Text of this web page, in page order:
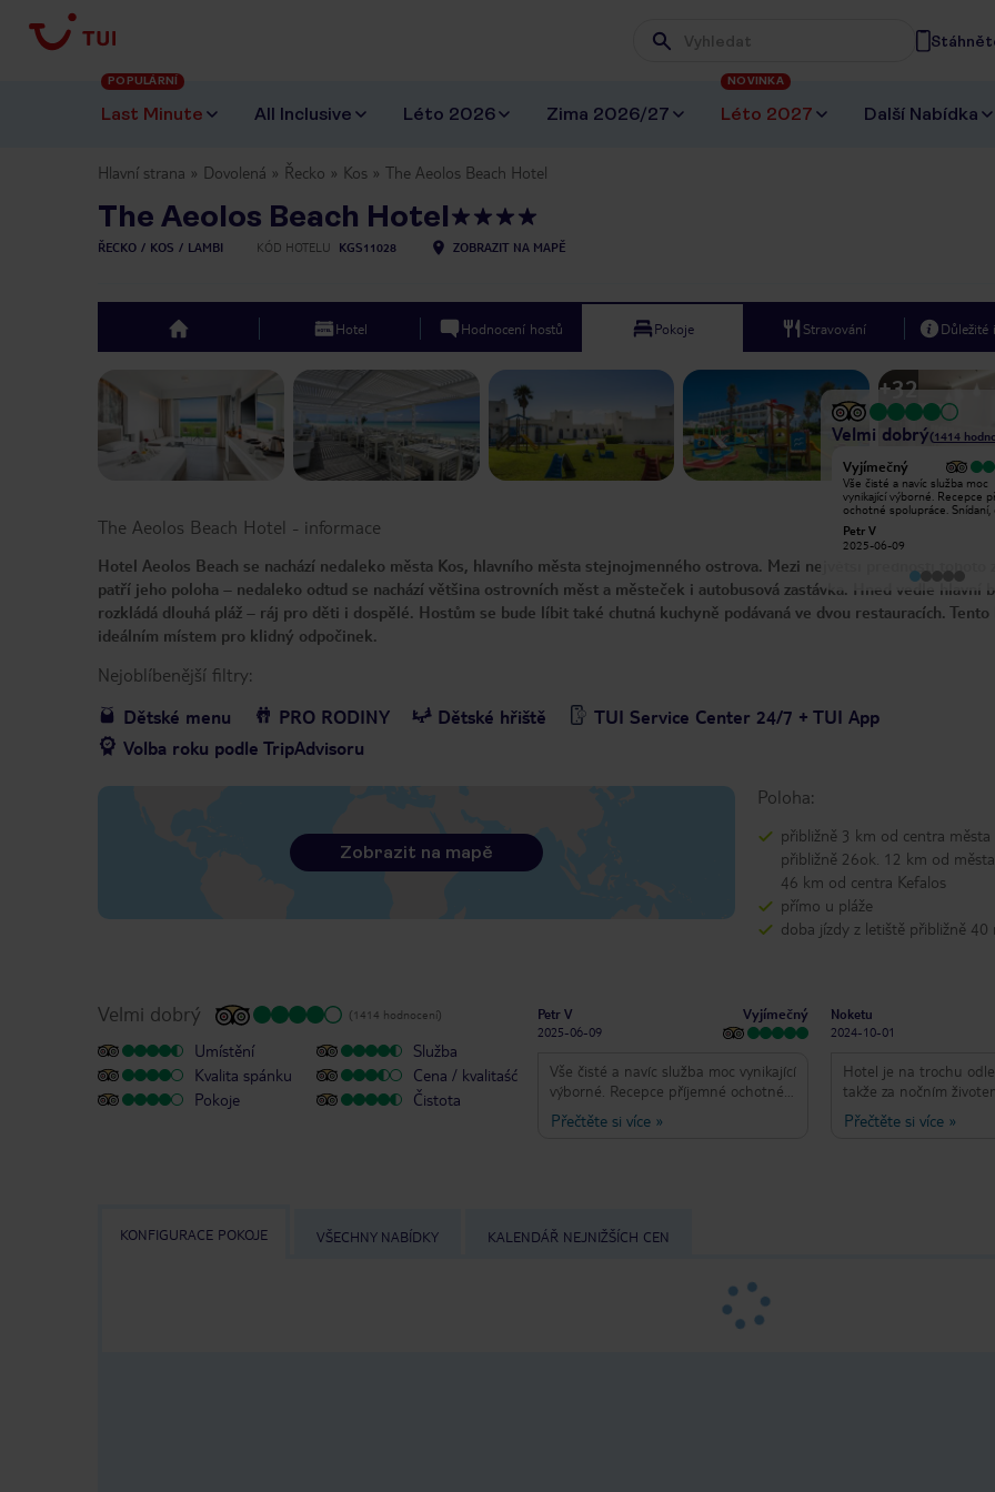
Wpisz frazę, której szukasz
Last Minute
POPULÁRNÍ
All Inclusive Léto 2026 Zima 2026/27 Léto 2027
NOVINKA
Další Nabídka
Hlavní strana Dovolená Řecko Kos The Aeolos Beach Hotel
The Aeolos Beach Hotel
ŘECKO KOS LAMBI KÓD HOTELU KGS11028 ZOBRAZIT NA MAPĚ
top Hotel Hodnocení hostů Pokoje Stravování Důležité
+32
Velmi dobrý(1414
Veliké zklamání z moře. Pláž není
bungalov s výhledem do zahrady
určitě ne. Jsou velmi staré. My měli
štěstí, že ten náš nebyl s plísní a
zvířátky narozdíl od jiných
ubytovaných. Animační program
hrůza. Jídlo dobré, perzonál také.
Vyjímečný
Vše čisté a navíc služba moc
vynikající výborné. Recepce
ochotné spolupráce. Snídaní,
Doporučím se jezdit od
aut. Super zážitek cesta
také Kardamena tak bylo moc
dobrodružství na vlastní pěst.
Petr V
2025-06-09
The Aeolos Beach Hotel - informace
Hotel Aeolos Beach se nachází nedaleko města Kos, hlavního města stejnojmenného ostrova. Mezi největší přednosti tohoto
patří jeho poloha – nedaleko odtud se nachází většina ostrovních měst a městeček i autobusová zastávka. Hned vedle hlavní
rozkládá dlouhá pláž – ráj pro děti i dospělé. Hostům se bude líbit také chutná kuchyně podávaná ve dvou restauracích.
ideálním místem pro klidný odpočinek.
Nejoblíbenější filtry:
Dětské menu
PRO RODINY Dětské hřiště
TUI Service Center 24/7 + TUI App
Volba roku podle TripAdvisoru
Poloha:
přibližně 3 km od centra města
přibližně 26ok. 12 km od města
46 km od centra Kefalos
přímo u pláže
doba jízdy z letiště přibližně 40
Zobrazit na mapě
Velmi dobrý (1414 hodnocení)
Umístění
Kvalita spánku
Pokoje
Služba
Cena / kvalitaść
Čistota
Petr V
2025-06-09
Vyjímečný
Vše čisté a navíc služba moc vynikající
výborné. Recepce příjemné ochotné
spolupráce. Snídaní, oběd, večeře
výborné nemá chybu!. Doporučím se
Přečtěte si více »
Noketu
2024-10-01
Hotel je na trochu
takže za nočním
města, výborná byla
Míša, která dokázala
Přečtěte si více»
KONFIGURACE POKOJE VŠECHNY NABÍDKY KALENDÁŘ NEJNIŽŠÍCH CEN